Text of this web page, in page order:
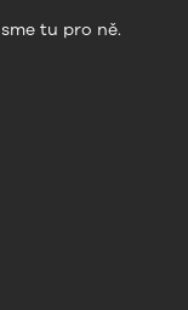
tu pro ně.